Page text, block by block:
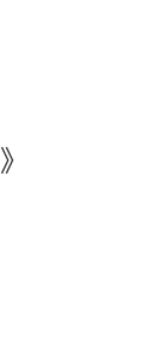
》